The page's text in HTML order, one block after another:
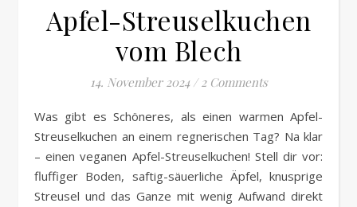
Apfel-Streuselkuchen
vom Blech
14. November 2024 / 2 Comments
Was gibt es Schöneres, als einen warmen Apfel-
Streuselkuchen an einem regnerischen Tag? Na klar
– einen veganen Apfel-Streuselkuchen! Stell dir vor:
fluffiger Boden, saftig-säuerliche Äpfel, knusprige
Streusel und das Ganze mit wenig Aufwand direkt